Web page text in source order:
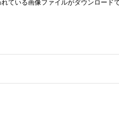
ている画像ファイルがダウンロード